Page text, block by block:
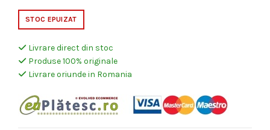
62,45 lei.
STOC EPUIZAT
Livrare direct din stoc
Produse 100% originale
Livrare oriunde in Romania